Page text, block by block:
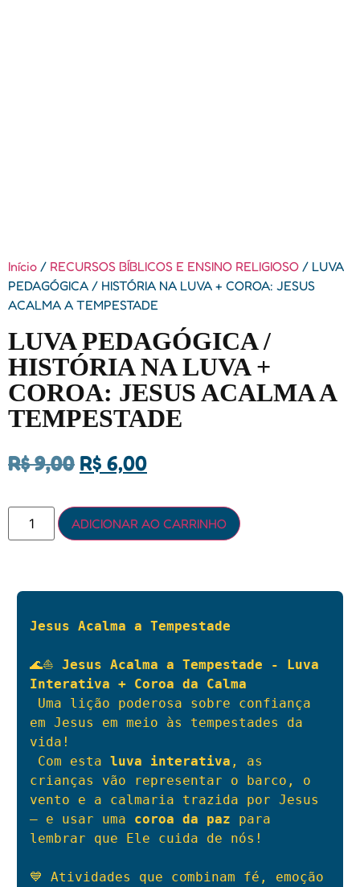
Início / RECURSOS BÍBLICOS E ENSINO RELIGIOSO / LUVA
PEDAGÓGICA / HISTÓRIA NA LUVA + COROA: JESUS
ACALMA A TEMPESTADE
LUVA PEDAGÓGICA /
HISTÓRIA NA LUVA +
COROA: JESUS ACALMA A
TEMPESTADE
R$9,00 R$ 6,00
ADICIONAR AO CARRINHO
Jesus Acalma a Tempestade
🌊⛵ Jesus Acalma a Tempestade - Luva
Interativa + Coroa da Calma
em Jesus em meio às tempestades da
vida!
Com esta luva interativa , as
crianças vão representar o barco, o
vento e a calmaria trazida por Jesus
— e usar uma coroa da paz para
lembrar que Ele cuida de nós!
💙 Atividades que combinam fé, emoção